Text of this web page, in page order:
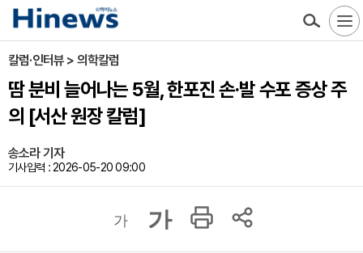
칼럼·인터뷰 > 의학칼럼
땀 분비 늘어나는 5월, 한포진 손·발 수포 증상 주
의 [서산 원장 칼럼]
송소라 기자
기사입력 : 2026-05-20 09:00
가 가